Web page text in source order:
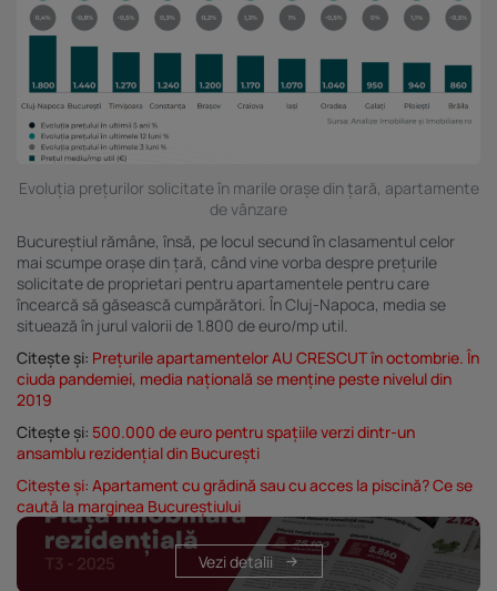
Evoluția prețurilor solicitate în marile orașe din țară, apartamente
de vânzare
Bucureștiul rămâne, însă, pe locul secund în clasamentul celor
mai scumpe orașe din țară, când vine vorba despre prețurile
solicitate de proprietari pentru apartamentele pentru care
încearcă să găsească cumpărători. În Cluj-Napoca, media se
situează în jurul valorii de 1.800 de euro/mp util.
Citește și: Prețurile apartamentelor AU CRESCUT în octombrie. În
ciuda pandemiei, media națională se menține peste nivelul din
2019
Citește și: 500.000 de euro pentru spațiile verzi dintr-un
ansamblu rezidențial din București
Citește și: Apartament cu grădină sau cu acces la piscină? Ce se
caută la marginea Bucureștiului
Vezi detalii